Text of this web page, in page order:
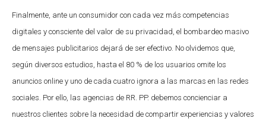
Finalmente, ante un consumidor con cada vez más competencias
digitales y consciente del valor de su privacidad, el bombardeo masivo
de mensajes publicitarios dejará de ser efectivo. No olvidemos que,
según diversos estudios, hasta el 80 % de los usuarios omite los
anuncios online y uno de cada cuatro ignora a las marcas en las redes
sociales. Por ello, las agencias de RR. PP. debemos concienciar a
nuestros clientes sobre la necesidad de compartir experiencias y valores